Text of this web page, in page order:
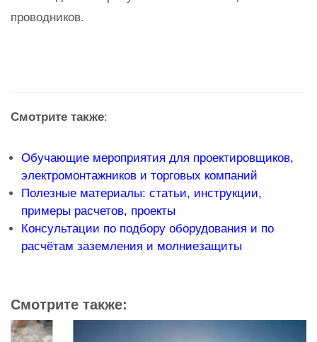
проводников.
Смотрите также:
Обучающие мероприятия для проектировщиков,
электромонтажников и торговых компаний
Полезные материалы: статьи, инструкции,
примеры расчетов, проекты
Консультации по подбору оборудования и по
расчётам заземления и молниезащиты
Смотрите также: